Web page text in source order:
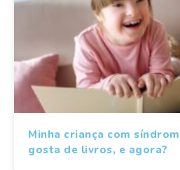
Minha criança com
gosta de livros, e agora?